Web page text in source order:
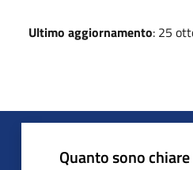
Ultimo aggiornamento: 25
Quanto sono